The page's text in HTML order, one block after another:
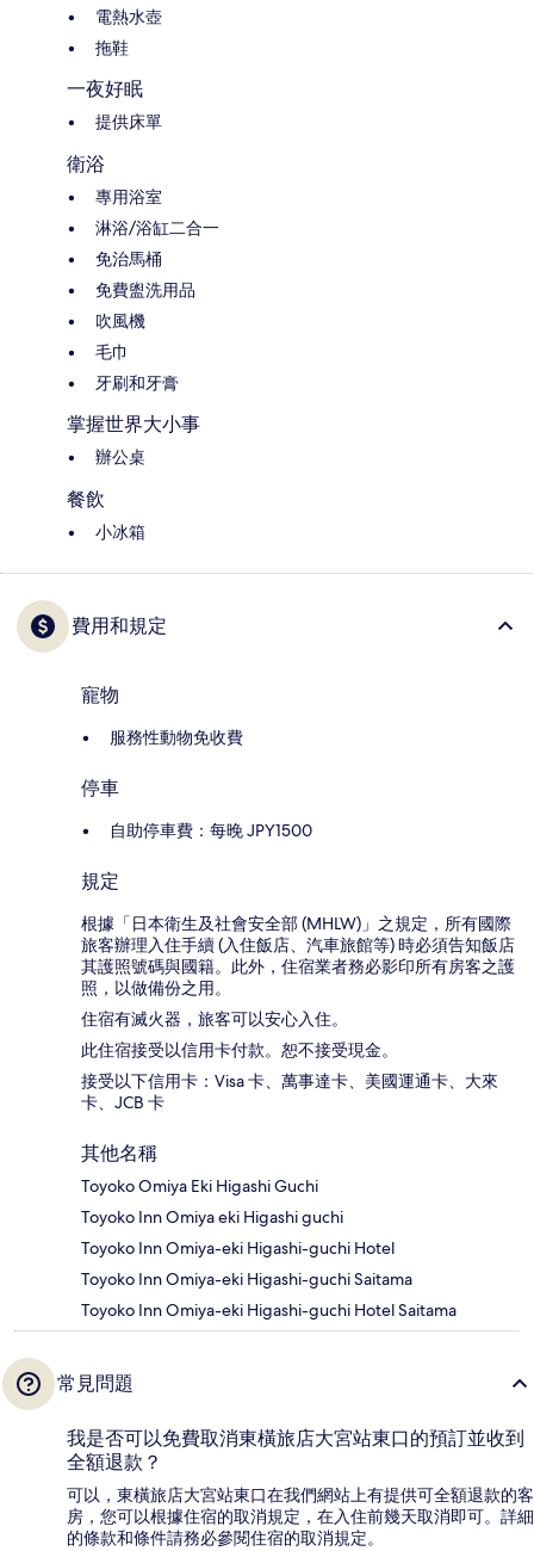
電熱水壺
拖鞋
一夜好眠
提供床單
衛浴
專用浴室
淋浴/浴缸二合一
免治馬桶
免費盥洗用品
吹風機
毛巾
牙刷和牙膏
掌握世界大小事
辦公桌
餐飲
小冰箱
費用和規定
寵物
服務性動物免收費
停車
自助停車費：每晚 JPY1500
規定
根據「日本衛生及社會安全部 (MHLW)」之規定，所有國際
旅客辦理入住手續 (入住飯店、汽車旅館等) 時必須告知飯店
其護照號碼與國籍。此外，住宿業者務必影印所有房客之護
照，以做備份之用。
住宿有滅火器，旅客可以安心入住。
此住宿接受以信用卡付款。恕不接受現金。
接受以下信用卡：Visa 卡、萬事達卡、美國運通卡、大來
卡、JCB 卡
其他名稱
Toyoko Omiya Eki Higashi Guchi
Toyoko Inn Omiya eki Higashi guchi
Toyoko Inn Omiya-eki Higashi-guchi Hotel
Toyoko Inn Omiya-eki Higashi-guchi Saitama
Toyoko Inn Omiya-eki Higashi-guchi Hotel Saitama
常見問題
我是否可以免費取消東橫旅店大宮站東口的預訂並收到
全額退款？
可以，東橫旅店大宮站東口在我們網站上有提供可全額退款的客
房，您可以根據住宿的取消規定，在入住前幾天取消即可。詳細
的條款和條件請務必參閱住宿的取消規定。